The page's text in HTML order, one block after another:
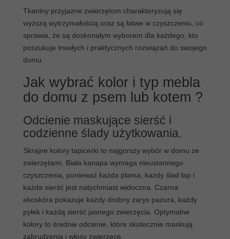
Tkaniny przyjazne zwierzętom charakteryzują się
wyższą wytrzymałością oraz są łatwe w czyszczeniu, co
sprawia, że są doskonałym wyborem dla każdego, kto
poszukuje trwałych i praktycznych rozwiązań do swojego
domu.
Jak wybrać kolor i typ mebla
do domu z psem lub kotem ?
Odcienie maskujące sierść i
codzienne ślady użytkowania.
Skrajne kolory tapicerki to najgorszy wybór w domu ze
zwierzętami. Biała kanapa wymaga nieustannego
czyszczenia, ponieważ każda plama, każdy ślad łap i
każda sierść jest natychmiast widoczna. Czarna
ekoskóra pokazuje każdy drobny zarys pazura, każdy
pyłek i każdą sierść jasnego zwierzęcia. Optymalne
kolory to średnie odcienie, które skutecznie maskują
zabrudzenia i włosy zwierzęce.